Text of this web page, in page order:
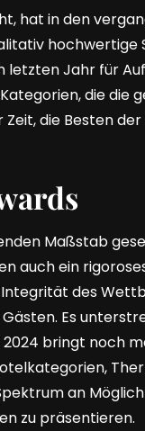
hat in den
hochwertige
letzten Jahr für
die die
die Besten der
Maßstab
auch ein
des
Es
bringt noch
an
zu präsentieren.